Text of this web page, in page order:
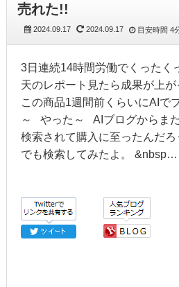
売れた!!
2024.09.17 2024.09.17 目安時間 4
3日連続14時間労働でくったく
天のレポート見たら成果が上
この商品1週間前くらいにAIで
～ やった～ AIブログからま
検索されて購入に至ったんだ
でも検索してみたよ。 &nbsp…